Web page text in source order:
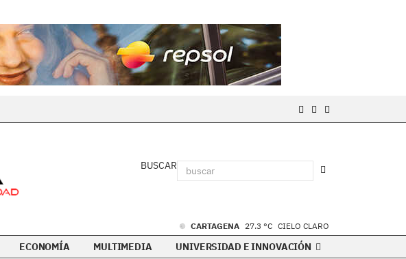
BUSCAR
CARTAGENA 27.3 °C CIELO CLARO
ECONOMÍA MULTIMEDIA UNIVERSIDAD E INNOVACIÓN